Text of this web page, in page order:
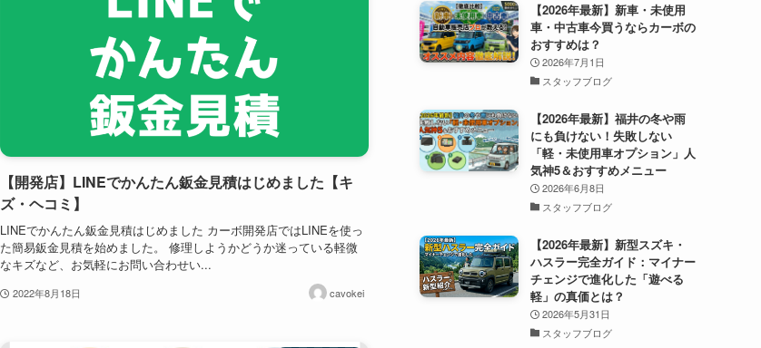
【開発店】LINEでかんたん鈑金見積はじめました【キ
ズ・ヘコミ】
LINEでかんたん鈑金見積はじめました カーボ開発店ではLINEを使っ
た簡易鈑金見積を始めました。 修理しようかどうか迷っている軽微
なキズなど、お気軽にお問い合わせい...
2022年8月18日 cavokei
【2026年最新】新車・未使用
車・中古車今買うならカーボの
おすすめは？
2026年7月1日
スタッフブログ
【2026年最新】福井の冬や雨
にも負けない！失敗しない
「軽・未使用車オプション」人
気神5＆おすすめメニュー
2026年6月8日
スタッフブログ
【2026年最新】新型スズキ・
ハスラー完全ガイド：マイナー
チェンジで進化した「遊べる
軽」の真価とは？
2026年5月31日
スタッフブログ